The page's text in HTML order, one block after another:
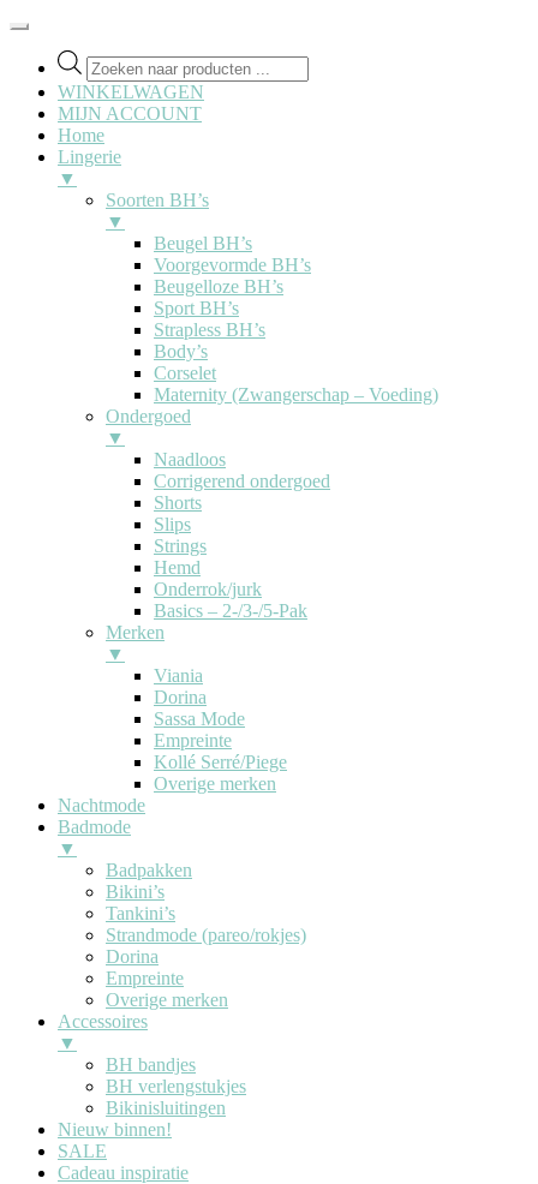
Producten
zoeken
WINKELWAGEN
MIJN ACCOUNT
Home
Lingerie
▼
Soorten BH’s
▼
Beugel BH’s
Voorgevormde BH’s
Beugelloze BH’s
Sport BH’s
Strapless BH’s
Body’s
Corselet
Maternity (Zwangerschap – Voeding)
Ondergoed
▼
Naadloos
Corrigerend ondergoed
Shorts
Slips
Strings
Hemd
Onderrok/jurk
Basics – 2-/3-/5-Pak
Merken
▼
Viania
Dorina
Sassa Mode
Empreinte
Kollé Serré/Piege
Overige merken
Nachtmode
Badmode
▼
Badpakken
Bikini’s
Tankini’s
Strandmode (pareo/rokjes)
Dorina
Empreinte
Overige merken
Accessoires
▼
BH bandjes
BH verlengstukjes
Bikinisluitingen
Nieuw binnen!
SALE
Cadeau inspiratie